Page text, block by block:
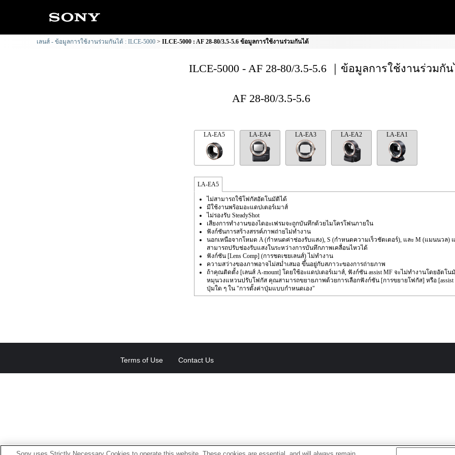
เลนส์ - ข้อมูลการใช้งานร่วมกันได้ : ILCE-5000 ILCE-5000 : AF 28-80/3.5-5.6 ข้อมูลการใช้งานร่วมกันได้
ILCE-5000 - AF 28-80/3.5-5.6 ｜ข้อมูลการใช้งานร่วมกั
AF 28-80/3.5-5.6
LA-EA5 LA-EA4 LA-EA3 LA-EA2 LA-EA1
LA-EA5
ไม่สามารถใช้โฟกัสอัตโนมัติได้
มีใช้งานพร้อมอะแดปเตอร์เมาส์
ไม่รองรับ SteadyShot
เสียงการทำงานของไดอะเฟรมจะถูกบันทึกด้วยไมโครโฟนภายใน
ฟังก์ชันการสร้างสรรค์ภาพถ่ายไม่ทำงาน
นอกเหนือจากโหมด A (กำหนดค่าช่องรับแสง), S (กำหนดความเร็วชัตเตอร์), และ M (แมนนวล)
สามารถปรับช่องรับแสงในระหว่างการบันทึกภาพเคลื่อนไหวได้
ฟังก์ชัน [Lens Comp] (การชดเชยเลนส์) ไม่ทำงาน
ความสว่างของภาพอาจไม่สม่ำเสมอ ขึ้นอยู่กับสภาวะของการถ่ายภาพ
ถ้าคุณติดตั้ง [เลนส์ A-mount] โดยใช้อะแดปเตอร์เมาส์, ฟังก์ชัน assist MF จะไม่ทำงานโดยอัตโ
หมุนวงแหวนปรับโฟกัส คุณสามารถขยายภาพด้วยการเลือกฟังก์ชัน [การขยายโฟกัส] หรือ [assist
ปุ่มใด ๆ ใน "การตั้งค่าปุ่มแบบกำหนดเอง"
Terms of Use Contact Us